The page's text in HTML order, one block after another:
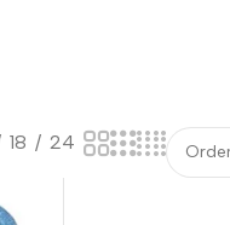
18 24